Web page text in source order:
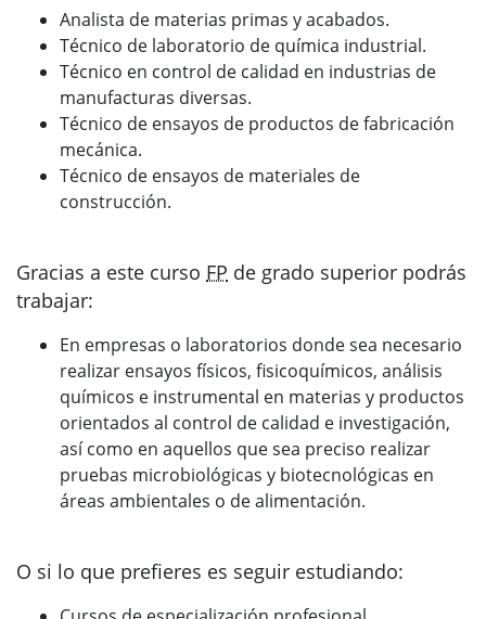
Analista de materias primas y acabados.
Técnico de laboratorio de química industrial.
Técnico en control de calidad en industrias de
manufacturas diversas.
Técnico de ensayos de productos de fabricación
mecánica.
Técnico de ensayos de materiales de
construcción.
Gracias a este curso FP de grado superior podrás
trabajar:
En empresas o laboratorios donde sea necesario
realizar ensayos físicos, fisicoquímicos, análisis
químicos e instrumental en materias y productos
orientados al control de calidad e investigación,
así como en aquellos que sea preciso realizar
pruebas microbiológicas y biotecnológicas en
áreas ambientales o de alimentación.
O si lo que prefieres es seguir estudiando: